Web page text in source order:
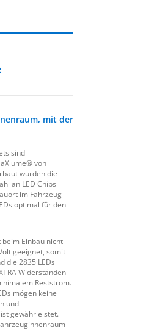
mit der
sind
von
wurden die
an LED Chips
im Fahrzeug
optimal für den
Einbau nicht
geeignet, somit
die 2835 LEDs
Widerständen
Reststrom.
mögen keine
und
gewährleistet.